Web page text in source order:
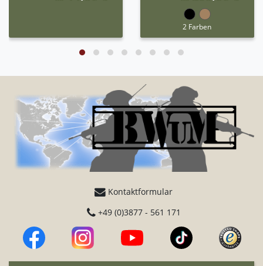
2 Farben
Kontaktformular
+49 (0)3877 - 561 171